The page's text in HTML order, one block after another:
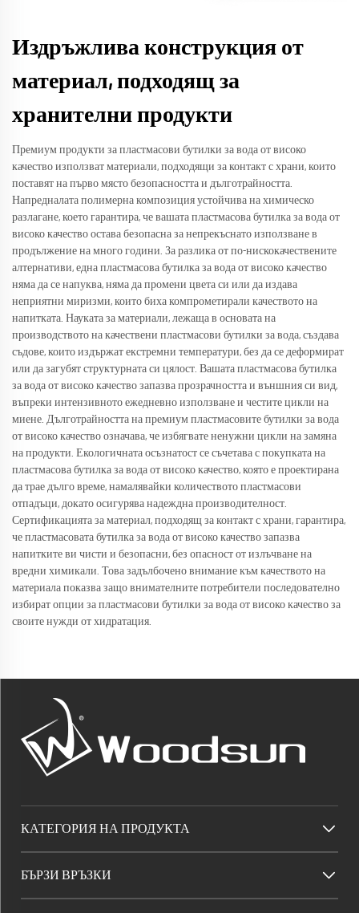
Издръжлива конструкция от
материал, подходящ за
хранителни продукти
Премиум продукти за пластмасови бутилки за вода от високо
качество използват материали, подходящи за контакт с храни, които
поставят на първо място безопасността и дълготрайността.
Напредналата полимерна композиция устойчива на химическо
разлагане, което гарантира, че вашата пластмасова бутилка за вода от
високо качество остава безопасна за непрекъснато използване в
продължение на много години. За разлика от по-нискокачествените
алтернативи, една пластмасова бутилка за вода от високо качество
няма да се напуква, няма да промени цвета си или да издава
неприятни миризми, които биха компрометирали качеството на
напитката. Науката за материали, лежаща в основата на
производството на качествени пластмасови бутилки за вода, създава
съдове, които издържат екстремни температури, без да се деформират
или да загубят структурната си цялост. Вашата пластмасова бутилка
за вода от високо качество запазва прозрачността и външния си вид,
въпреки интензивното ежедневно използване и честите цикли на
миене. Дълготрайността на премиум пластмасовите бутилки за вода
от високо качество означава, че избягвате ненужни цикли на замяна
на продукти. Екологичната осъзнатост се съчетава с покупката на
пластмасова бутилка за вода от високо качество, която е проектирана
да трае дълго време, намалявайки количеството пластмасови
отпадъци, докато осигурява надеждна производителност.
Сертификацията за материал, подходящ за контакт с храни, гарантира,
че пластмасовата бутилка за вода от високо качество запазва
напитките ви чисти и безопасни, без опасност от излъчване на
вредни химикали. Това задълбочено внимание към качеството на
материала показва защо внимателните потребители последователно
избират опции за пластмасови бутилки за вода от високо качество за
своите нужди от хидратация.
КАТЕГОРИЯ НА ПРОДУКТА
БЪРЗИ ВРЪЗКИ